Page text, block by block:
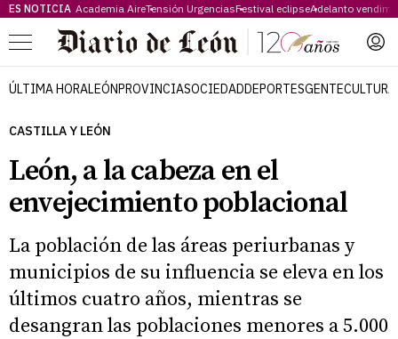
ES NOTICIA Academia AireTensión UrgenciasFestival eclipseAdelanto
Menú
ÚLTIMA HORALEÓNPROVINCIASOCIEDADDEPORTESGENTECULTURA
CASTILLA Y LEÓN
León, a la cabeza en el
envejecimiento poblacional
La población de las áreas periurbanas y
municipios de su influencia se eleva en los
últimos cuatro años, mientras se
desangran las poblaciones menores a 5.000